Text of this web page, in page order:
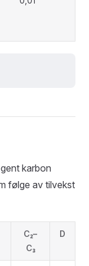
karbon
følge av tilvekst
C₂–
C₃
D